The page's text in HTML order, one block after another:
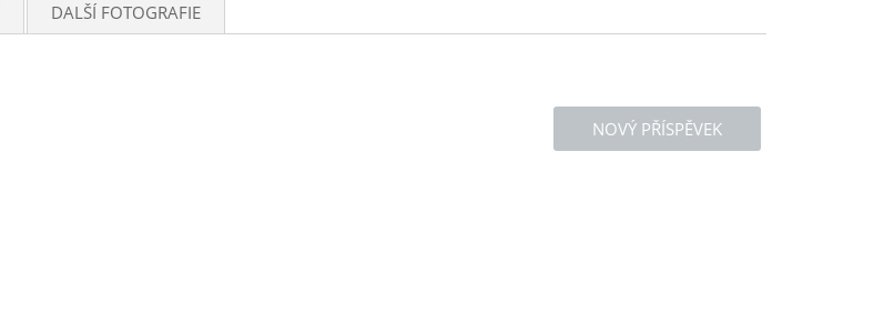
DALŠÍ FOTOGRAFIE
NOVÝ PŘÍSPĚVEK